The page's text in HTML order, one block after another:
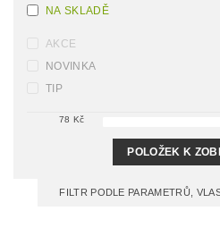
NA SKLADĚ
AKCE
NOVINKA
TIP
78 Kč
POLOŽEK K
FILTR PODLE PARAMETRŮ,